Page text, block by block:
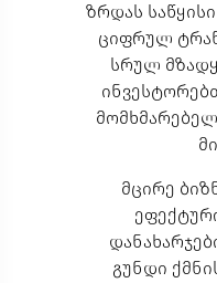
ზრდას
ციფრულ
სრულ
მცირე
გუნდი